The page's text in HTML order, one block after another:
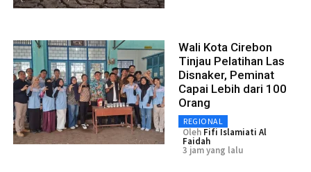
Wali Kota Cirebon
Tinjau Pelatihan Las
Disnaker, Peminat
Capai Lebih dari 100
Orang
REGIONAL
Oleh Fifi Islamiati Al
Faidah
3 jam yang lalu